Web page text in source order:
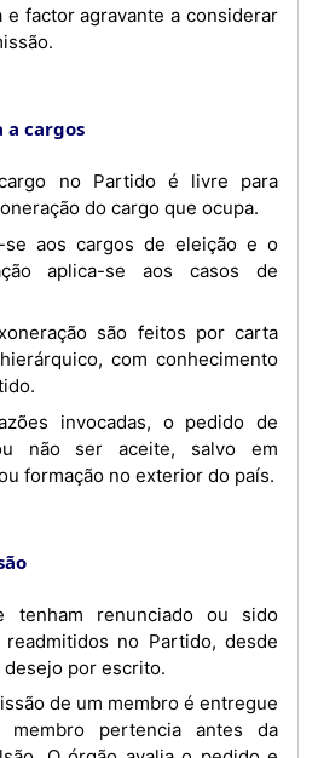
factor agravante a considerar
a cargos
do cargo que ocupa.
aplica-se aos casos de
com conhecimento
não ser aceite, salvo em
formação no exterior do país.
no Partido, desde
por escrito.
pertencia antes da